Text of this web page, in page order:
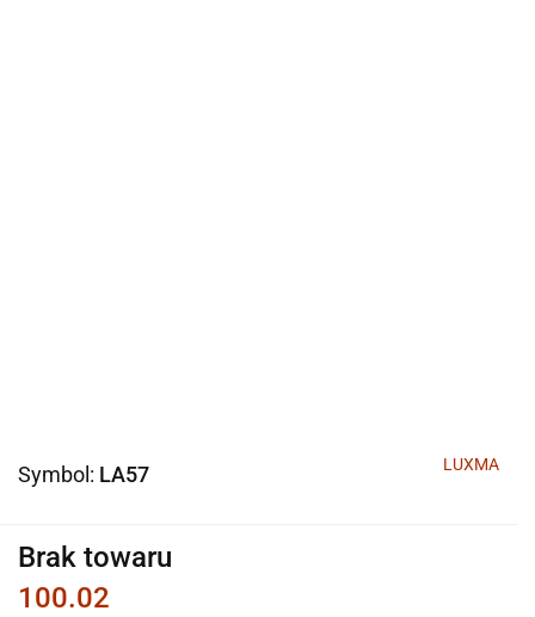
Symbol: LA57 LUXMA
Brak towaru
100.02